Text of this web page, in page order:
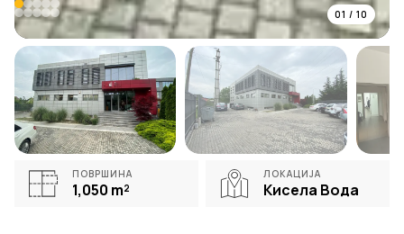
01 / 10
ПОВРШИНА
1,050 m²
ЛОКАЦИЈА
Кисела Вода